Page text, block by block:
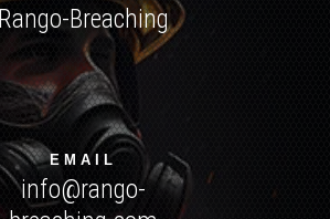
Rango-Breaching
EMAIL
info@rango-